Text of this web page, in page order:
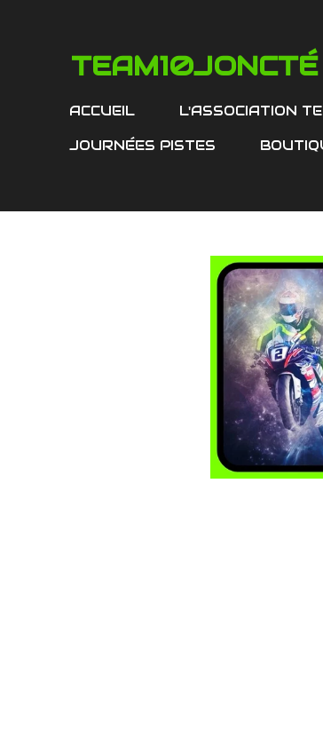
TEAM10JONCTÉ
ACCUEIL L'ASSOCIATION
JOURNÉES PISTES